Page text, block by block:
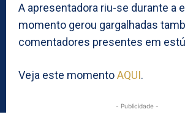
A apresentadora riu-se durante a
momento gerou gargalhadas
comentadores presentes em
Veja este momentoAQUI.
- Publicidade -